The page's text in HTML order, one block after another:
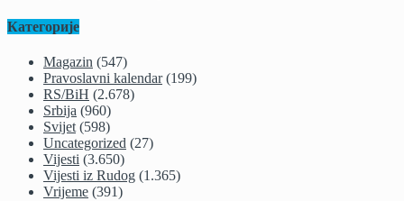
Категорије
Magazin (547)
Pravoslavni kalendar(199)
RS/BiH (2.678)
Srbija (960)
Svijet (598)
Uncategorized (27)
Vijesti (3.650)
Vijesti iz Rudog (1.365)
Vrijeme (391)